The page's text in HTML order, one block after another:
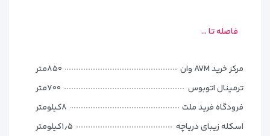
کف‌پوش چوبی، تهویه مطبوع و نورپردازی ملایم این اتاق‌ها، حس
اتاق دلوکس (DELUXE ROOM)
بهداشتی با کیفیت بالاتر و نمای بهتر به شهر وان.
فاصله تا ...
مرکز خرید AVM وان
۸۵۰متر
ترمینال اتوبوس
۷۰۰متر
فرودگاه فرید ملت
۸کیلومتر
اسکله زیبای دریاچه
۱٫۵کیلومتر